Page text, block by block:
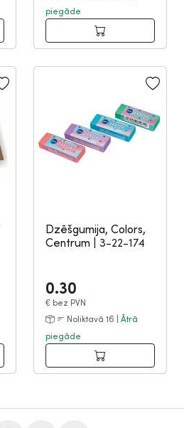
piegāde
Dzēšgumija, Colors,
Centrum
3-22-174
0.30
€ bez PVN
Noliktavā 16 | Ātrā
piegāde